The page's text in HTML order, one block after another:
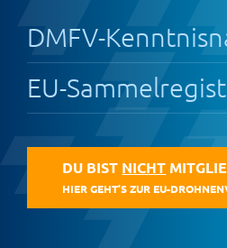
DMFV-
EU-
DU BIST NICHT
HIER GEHT’S ZUR EU-